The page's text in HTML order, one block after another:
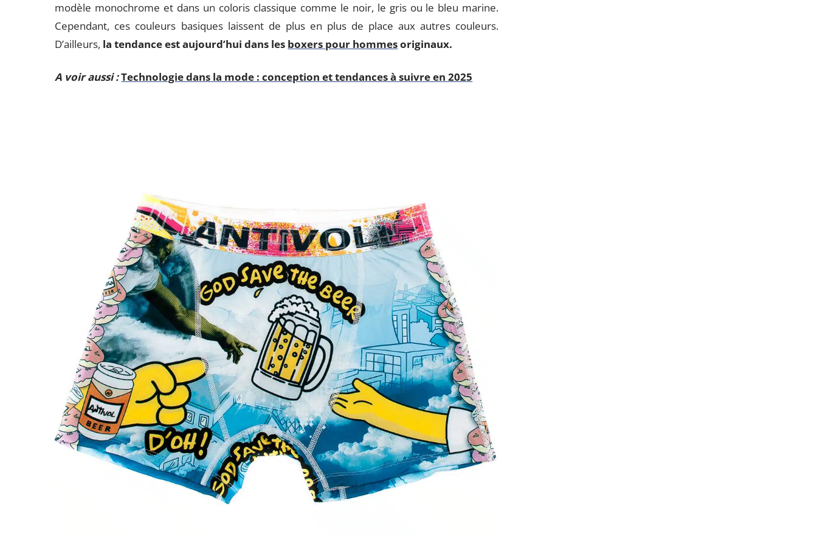
modèle monochrome et dans un coloris classique comme le noir, le gris ou le bleu marine.
Cependant, ces couleurs basiques laissent de plus en plus de place aux autres couleurs.
D’ailleurs, la tendance est aujourd’hui dans les boxers pour hommesoriginaux.
A voir aussi :Technologie dans la mode : conception et tendances à suivre en 2025